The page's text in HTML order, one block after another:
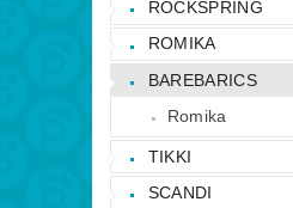
ROCKSPRING
ROMIKA
BAREBARICS
Romika
TIKKI
SCANDI